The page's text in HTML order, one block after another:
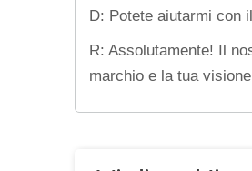
D: Potete aiutarmi con
R: Assolutamente! Il
marchio e la tua